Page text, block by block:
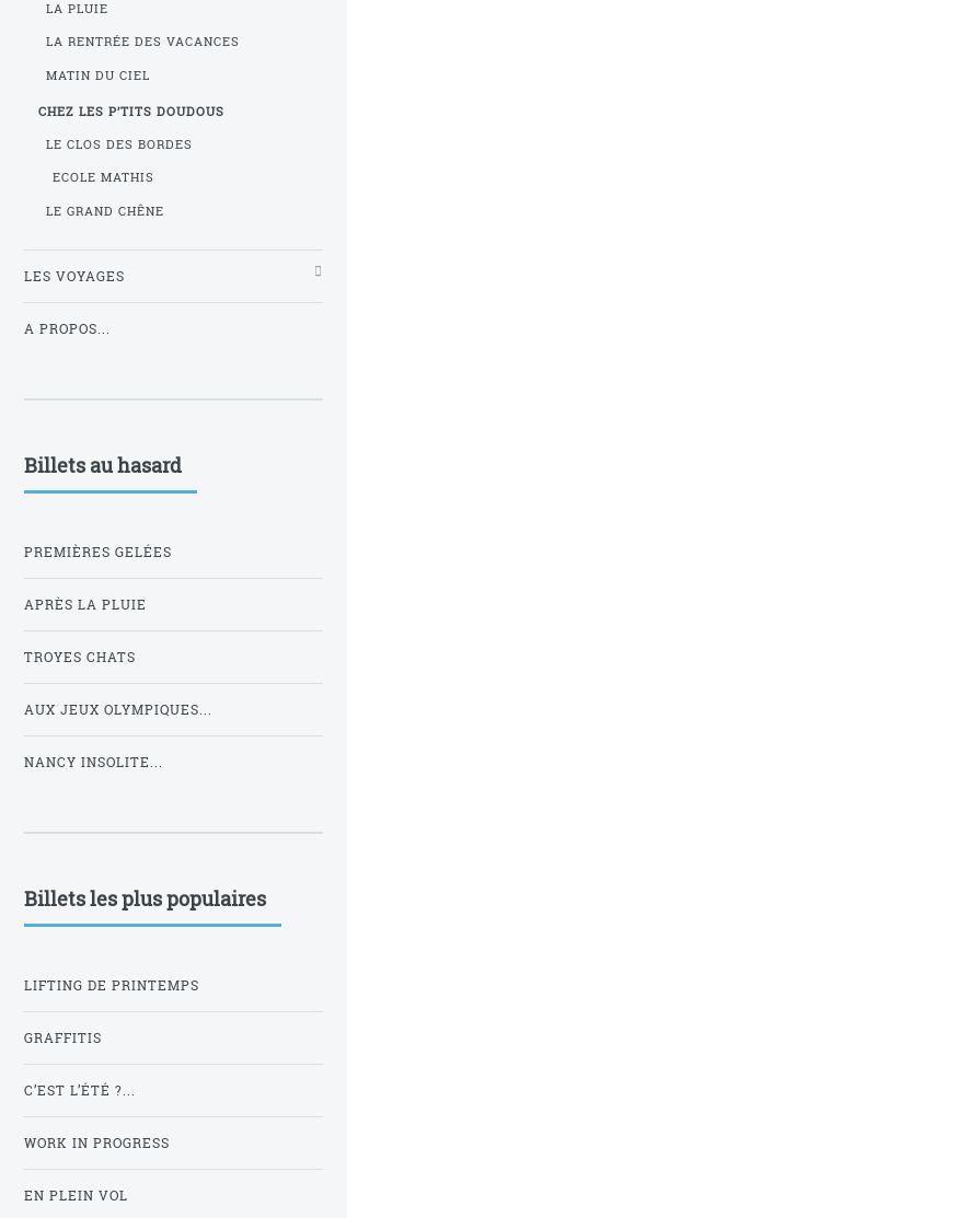
LA PLUIE
LA RENTRÉE DES VACANCES
MATIN DU CIEL
CHEZ LES P’TITS DOUDOUS
LE CLOS DES BORDES
ECOLE MATHIS
LE GRAND CHÊNE
LES VOYAGES
A PROPOS...
Billets au hasard
PREMIÈRES GELÉES
APRÈS LA PLUIE
TROYES CHATS
AUX JEUX OLYMPIQUES...
NANCY INSOLITE...
Billets les plus populaires
LIFTING DE PRINTEMPS
GRAFFITIS
C’EST L’ÉTÉ ?...
WORK IN PROGRESS
EN PLEIN VOL